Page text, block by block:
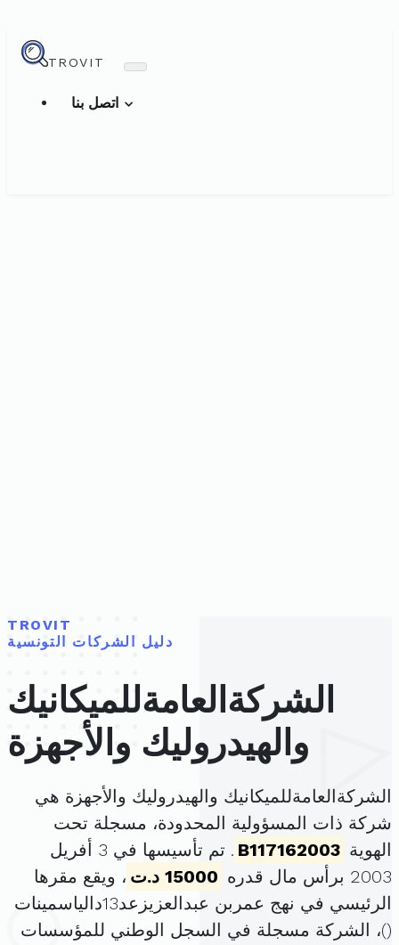
TROVIT
TROVIT
دليل الشركات التونسية
الشركةالعامةللميكانيك
والهيدروليك والأجهزة
الشركةالعامةللميكانيك والهيدروليك والأجهزة هي
شركة ذات المسؤولية المحدودة، مسجلة تحت
الهوية B117162003
. تم تأسيسها في 3 أفريل
2003 برأس مال قدره
15000 د.ت
، ويقع مقرها
الرئيسي في نهج عمربن عبدالعزيزعد13دالياسمينات
()، الشركة مسجلة في السجل الوطني للمؤسسات